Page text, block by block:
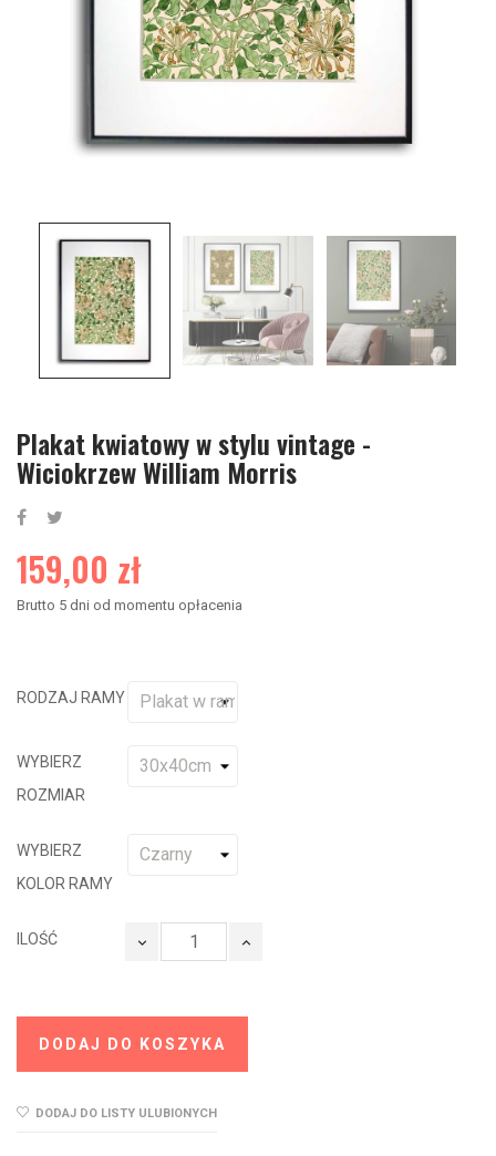
Plakat kwiatowy w stylu vintage -
Wiciokrzew William Morris
159,00 zł
Brutto 5 dni od momentu opłacenia
RODZAJ RAMY
WYBIERZ
ROZMIAR
WYBIERZ
KOLOR RAMY
ILOŚĆ
DODAJ DO KOSZYKA
DODAJ DO LISTY ULUBIONYCH